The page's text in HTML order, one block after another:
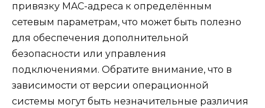
привязку MAC-адреса к определённым
сетевым параметрам, что может быть полезно
для обеспечения дополнительной
безопасности или управления
подключениями. Обратите внимание, что в
зависимости от версии операционной
системы могут быть незначительные различия